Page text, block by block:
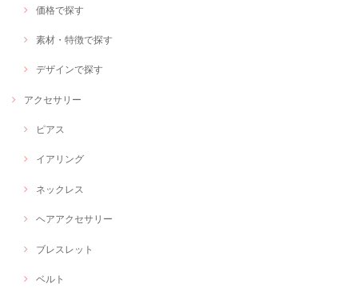
価格で探す
素材・特徴で探す
デザインで探す
アクセサリー
ピアス
イアリング
ネックレス
ヘアアクセサリー
ブレスレット
ベルト